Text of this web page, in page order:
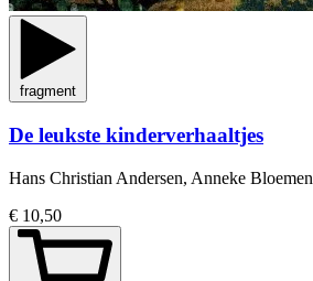
fragment
De leukste kinderverhaaltjes
Hans Christian Andersen, Anneke Bloemen
€ 10,50